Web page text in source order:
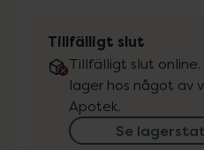
Tillfälligt slut
Tillfälligt slut online.
lager hos något av
Apotek.
Se